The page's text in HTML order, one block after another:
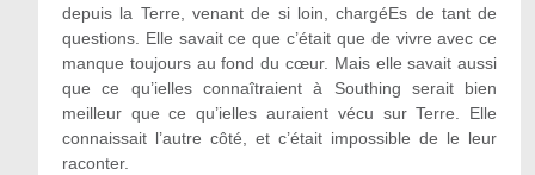
depuis la Terre, venant de si loin, chargéEs de tant de
questions. Elle savait ce que c’était que de vivre avec ce
manque toujours au fond du cœur. Mais elle savait aussi
que ce qu’ielles connaîtraient à Southing serait bien
meilleur que ce qu’ielles auraient vécu sur Terre. Elle
connaissait l’autre côté, et c’était impossible de le leur
raconter.